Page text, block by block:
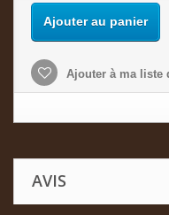
Ajouter au panier
Ajouter à ma liste
AVIS